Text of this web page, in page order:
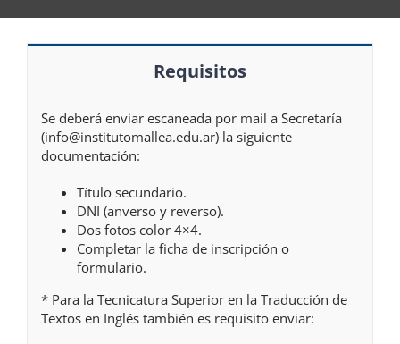
Requisitos
Se deberá enviar escaneada por mail a Secretaría
(info@institutomallea.edu.ar) la siguiente
documentación:
Título secundario.
DNI (anverso y reverso).
Dos fotos color 4×4.
Completar la ficha de inscripción o
formulario.
* Para la Tecnicatura Superior en la Traducción de
Textos en Inglés también es requisito enviar: